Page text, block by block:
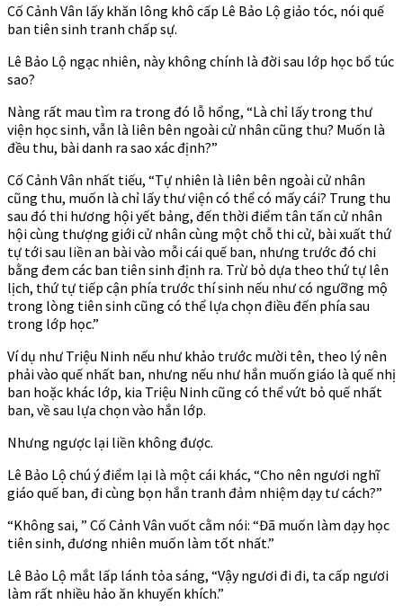
Cố Cảnh Vân lấy khăn lông khô cấp Lê Bảo Lộ giảo tóc, nói quế
ban tiên sinh tranh chấp sự.
Lê Bảo Lộ ngạc nhiên, này không chính là đời sau lớp học bổ túc
sao?
Nàng rất mau tìm ra trong đó lỗ hổng, “Là chỉ lấy trong thư
viện học sinh, vẫn là liên bên ngoài cử nhân cũng thu? Muốn là
đều thu, bài danh ra sao xác định?”
Cố Cảnh Vân nhất tiếu, “Tự nhiên là liên bên ngoài cử nhân
cũng thu, muốn là chỉ lấy thư viện có thể có mấy cái? Trung thu
sau đó thi hương hội yết bảng, đến thời điểm tân tấn cử nhân
hội cùng thượng giới cử nhân cùng một chỗ thi cử, bài xuất thứ
tự tới sau liền an bài vào mỗi cái quế ban, nhưng trước đó chi
bằng đem các ban tiên sinh định ra. Trừ bỏ dựa theo thứ tự lên
lịch, thứ tự tiếp cận phía trước thí sinh nếu như có ngưỡng mộ
trong lòng tiên sinh cũng có thể lựa chọn điều đến phía sau
trong lớp học.”
Ví dụ như Triệu Ninh nếu như khảo trước mười tên, theo lý nên
phải vào quế nhất ban, nhưng nếu như hắn muốn giáo là quế nhị
ban hoặc khác lớp, kia Triệu Ninh cũng có thể vứt bỏ quế nhất
ban, về sau lựa chọn vào hắn lớp.
Nhưng ngược lại liền không được.
Lê Bảo Lộ chú ý điểm lại là một cái khác, “Cho nên ngươi nghĩ
giáo quế ban, đi cùng bọn hắn tranh đảm nhiệm dạy tư cách?”
“Không sai, ” Cố Cảnh Vân vuốt cằm nói: “Đã muốn làm dạy học
tiên sinh, đương nhiên muốn làm tốt nhất.”
Lê Bảo Lộ mắt lấp lánh tỏa sáng, “Vậy ngươi đi đi, ta cấp ngươi
làm rất nhiều hảo ăn khuyến khích.”